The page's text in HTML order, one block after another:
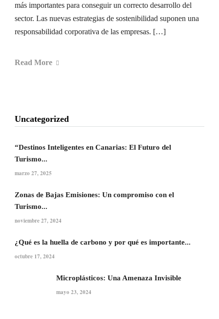
más importantes para conseguir un correcto desarrollo del
sector. Las nuevas estrategias de sostenibilidad suponen una
responsabilidad corporativa de las empresas. […]
Read More
Uncategorized
“Destinos Inteligentes en Canarias: El Futuro del
Turismo...
marzo 27, 2025
Zonas de Bajas Emisiones: Un compromiso con el
Turismo...
noviembre 27, 2024
¿Qué es la huella de carbono y por qué es importante...
octubre 17, 2024
Microplásticos: Una Amenaza Invisible
mayo 23, 2024